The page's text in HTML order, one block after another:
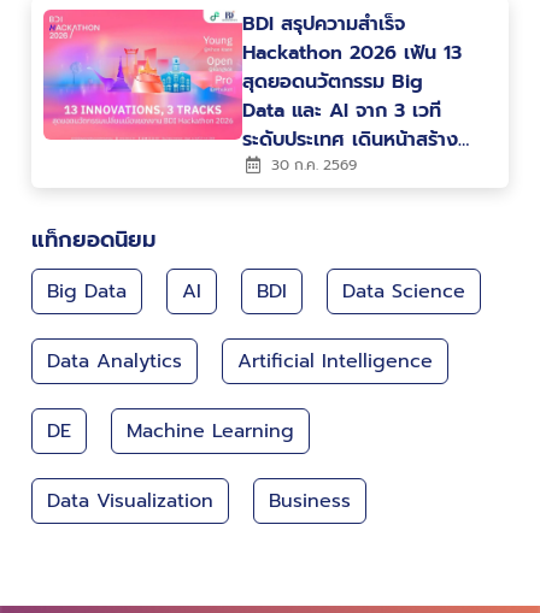
BDI สรุปความสำเร็จ
Hackathon 2026 เฟ้น 13
สุดยอดนวัตกรรม Big
Data และ AI จาก 3 เวที
ระดับประเทศ เดินหน้าสร้าง
คน สร้างนวัตกรรม ขับ
เคลื่อนประเทศไทยสู่ Data-
30 ก.ค. 2569
แท็กยอดนิยม
Big Data AI BDI Data Science
Data Analytics Artificial Intelligence
DE Machine Learning
Data Visualization Business